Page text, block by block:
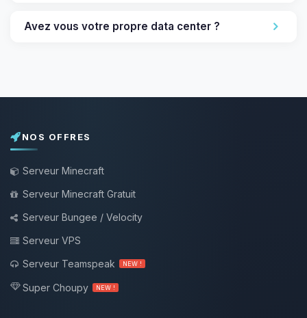
Avez vous votre propre data center ?
NOS OFFRES
Serveur Minecraft
Serveur Minecraft Gratuit
Serveur Bungee / Velocity
Serveur VPS
Serveur Teamspeak
NEW !
Super Choupy NEW !